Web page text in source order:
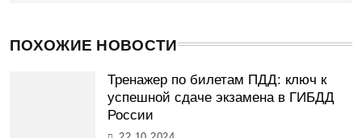
ПОХОЖИЕ НОВОСТИ
Тренажер по билетам ПДД: ключ к
успешной сдаче экзамена в ГИБДД
России